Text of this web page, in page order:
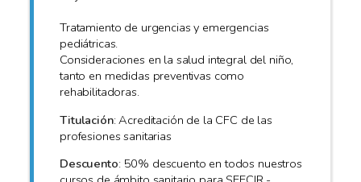
Tratamiento de urgencias y emergencias
pediátricas.
Consideraciones en la salud integral del niño,
tanto en medidas preventivas como
rehabilitadoras.
Titulación: Acreditación de la CFC de las
profesiones sanitarias
Descuento: 50% descuento en todos nuestros